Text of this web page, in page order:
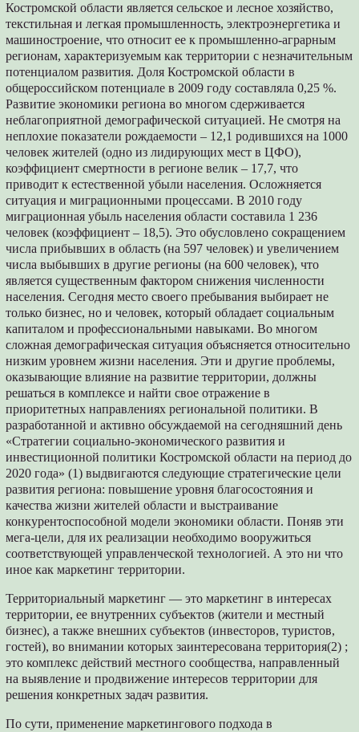
Костромской области является сельское и лесное хозяйство,
текстильная и легкая промышленность, электроэнергетика и
машиностроение, что относит ее к промышленно-аграрным
регионам, характеризуемым как территории с незначительным
потенциалом развития. Доля Костромской области в
общероссийском потенциале в 2009 году составляла 0,25 %.
Развитие экономики региона во многом сдерживается
неблагоприятной демографической ситуацией. Не смотря на
неплохие показатели рождаемости – 12,1 родившихся на 1000
человек жителей (одно из лидирующих мест в ЦФО),
коэффициент смертности в регионе велик – 17,7, что
приводит к естественной убыли населения. Осложняется
ситуация и миграционными процессами. В 2010 году
миграционная убыль населения области составила 1 236
человек (коэффициент – 18,5). Это обусловлено сокращением
числа прибывших в область (на 597 человек) и увеличением
числа выбывших в другие регионы (на 600 человек), что
является существенным фактором снижения численности
населения. Сегодня место своего пребывания выбирает не
только бизнес, но и человек, который обладает социальным
капиталом и профессиональными навыками. Во многом
сложная демографическая ситуация объясняется относительно
низким уровнем жизни населения. Эти и другие проблемы,
оказывающие влияние на развитие территории, должны
решаться в комплексе и найти свое отражение в
приоритетных направлениях региональной политики. В
разработанной и активно обсуждаемой на сегодняшний день
«Стратегии социально-экономического развития и
инвестиционной политики Костромской области на период до
2020 года» (1) выдвигаются следующие стратегические цели
развития региона: повышение уровня благосостояния и
качества жизни жителей области и выстраивание
конкурентоспособной модели экономики области. Поняв эти
мега-цели, для их реализации необходимо вооружиться
соответствующей управленческой технологией. А это ни что
иное как маркетинг территории.
Территориальный маркетинг — это маркетинг в интересах
территории, ее внутренних субъектов (жители и местный
бизнес), а также внешних субъектов (инвесторов, туристов,
гостей), во внимании которых заинтересована территория(2) ;
это комплекс действий местного сообщества, направленный
на выявление и продвижение интересов территории для
решения конкретных задач развития.
По сути, применение маркетингового подхода в